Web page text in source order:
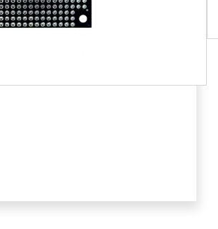
הוספה לסל